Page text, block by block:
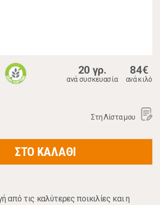
20 γρ.
ανά συσκευασία
84€
ανά κιλό
Στη Λίστα μου
ΣΤΟ ΚΑΛΑΘΙ
από τις καλύτερες ποικιλίες και η